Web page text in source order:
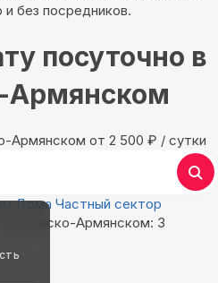
и без посредников.
посуточно в
Армянском
Армянском oт 2 500 ₽ / сутки
Дома Частный сектор
Краевско-Армянском: 3